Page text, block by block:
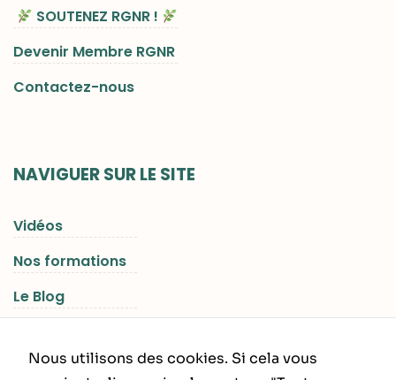
SOUTENEZ RGNR !
Devenir Membre RGNR
Contactez-nous
NAVIGUER SUR LE SITE
Vidéos
Nos formations
Le Blog
Nous utilisons des cookies. Si cela vous